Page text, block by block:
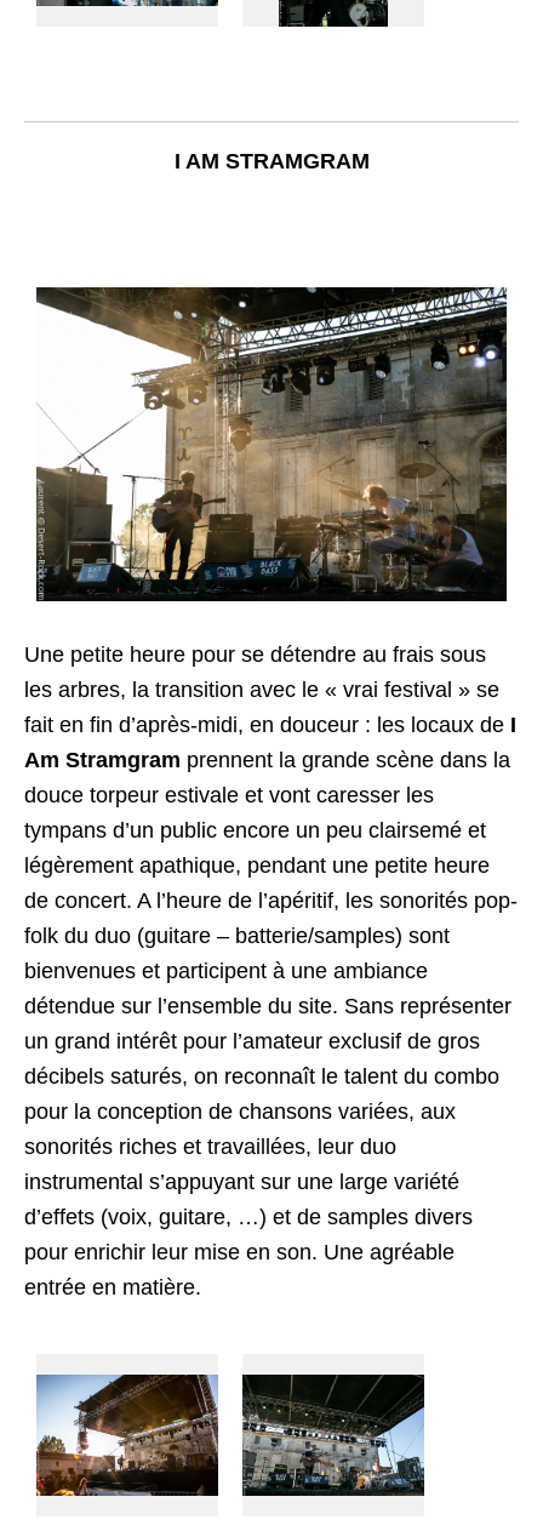
I AM STRAMGRAM
Une petite heure pour se détendre au frais sous
les arbres, la transition avec le « vrai festival » se
fait en fin d’après-midi, en douceur : les locaux de I
Am Stramgram prennent la grande scène dans la
douce torpeur estivale et vont caresser les
tympans d’un public encore un peu clairsemé et
légèrement apathique, pendant une petite heure
de concert. A l’heure de l’apéritif, les sonorités pop-
folk du duo (guitare – batterie/samples) sont
bienvenues et participent à une ambiance
détendue sur l’ensemble du site. Sans représenter
un grand intérêt pour l’amateur exclusif de gros
décibels saturés, on reconnaît le talent du combo
pour la conception de chansons variées, aux
sonorités riches et travaillées, leur duo
instrumental s’appuyant sur une large variété
d’effets (voix, guitare, …) et de samples divers
pour enrichir leur mise en son. Une agréable
entrée en matière.